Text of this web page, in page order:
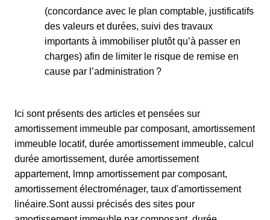
(concordance avec le plan comptable, justificatifs
des valeurs et durées, suivi des travaux
importants à immobiliser plutôt qu’à passer en
charges) afin de limiter le risque de remise en
cause par l’administration ?
Ici sont présents des articles et pensées sur
amortissement immeuble par composant, amortissement
immeuble locatif, durée amortissement immeuble, calcul
durée amortissement, durée amortissement
appartement, lmnp amortissement par composant,
amortissement électroménager, taux d'amortissement
linéaire.Sont aussi précisés des sites pour